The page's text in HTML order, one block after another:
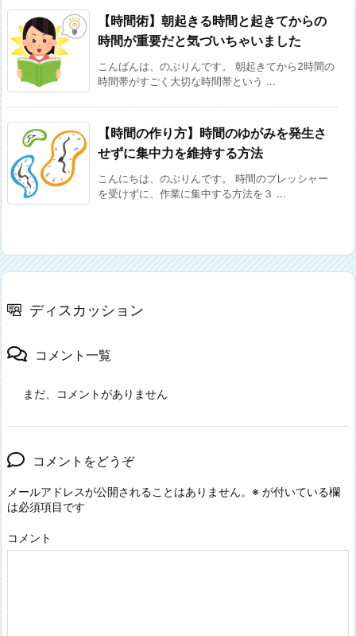
【時間術】朝起きる時間と起きてからの
時間が重要だと気づいちゃいました
こんばんは、のぶりんです。 朝起きてから2時間の
時間帯がすごく大切な時間帯という ...
【時間の作り方】時間のゆがみを発生さ
せずに集中力を維持する方法
こんにちは、のぶりんです。 時間のプレッシャー
を受けずに、作業に集中する方法を３ ...
ディスカッション
コメント一覧
まだ、コメントがありません
コメントをどうぞ
メールアドレスが公開されることはありません。 ※ が付いている欄
は必須項目です
コメント